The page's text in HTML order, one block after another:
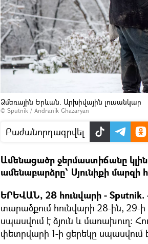
Ձմեռային Երևան. Արխիվային լուսանկար
© Sputnik / Andranik Ghazaryan
Բաժանորդագրվել
Ամենացածր ջերմաստիճանը
ամենաբարձրը՝ Սյունիքի մարզի
ԵՐԵՎԱՆ, 28 հունվարի - Sputnik.
տարածքում հունվարի 28-ին, 29-
սպասվում է ձյուն և մառախուղ:
փետրվարի 1-ի ցերեկը